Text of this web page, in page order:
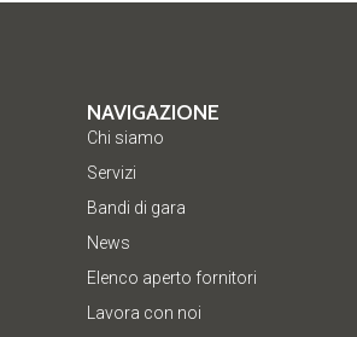
NAVIGAZIONE
Chi siamo
Servizi
Bandi di gara
News
Elenco aperto fornitori
Lavora con noi